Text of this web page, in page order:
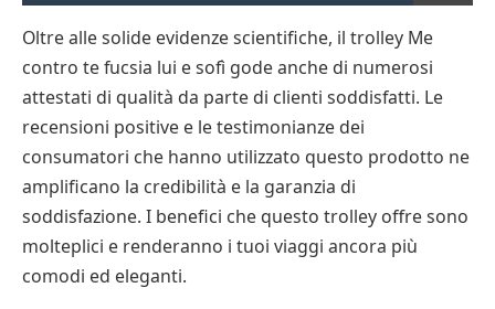
Oltre alle solide evidenze scientifiche, il trolley Me
contro te fucsia lui e sofì gode anche di numerosi
attestati di qualità da parte di clienti soddisfatti. Le
recensioni positive e le testimonianze dei
consumatori che hanno utilizzato questo prodotto ne
amplificano la credibilità e la garanzia di
soddisfazione. I benefici che questo trolley offre sono
molteplici e renderanno i tuoi viaggi ancora più
comodi ed eleganti.